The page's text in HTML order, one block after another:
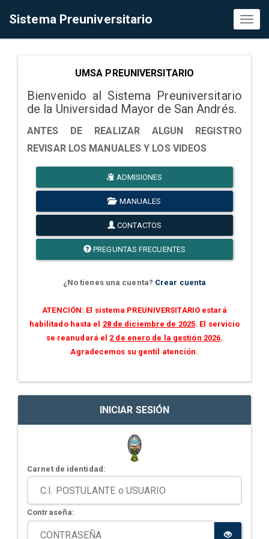
Sistema Preuniversitario
UMSA PREUNIVERSITARIO
Bienvenido al Sistema Preuniversitario
de la Universidad Mayor de San Andrés.
ANTES DE REALIZAR ALGUN REGISTRO
REVISAR LOS MANUALES Y LOS VIDEOS
ADMISIONES
MANUALES
CONTACTOS
PREGUNTAS FRECUENTES
¿No tienes una cuenta? Crear cuenta
ATENCIÓN: El sistema PREUNIVERSITARIO estará
habilitado hasta el 28 de diciembre de 2025. El servicio
se reanudará el 2 de enero de la gestión 2026.
Agradecemos su gentil atención.
INICIAR SESIÓN
Carnet de identidad:
Contraseña: